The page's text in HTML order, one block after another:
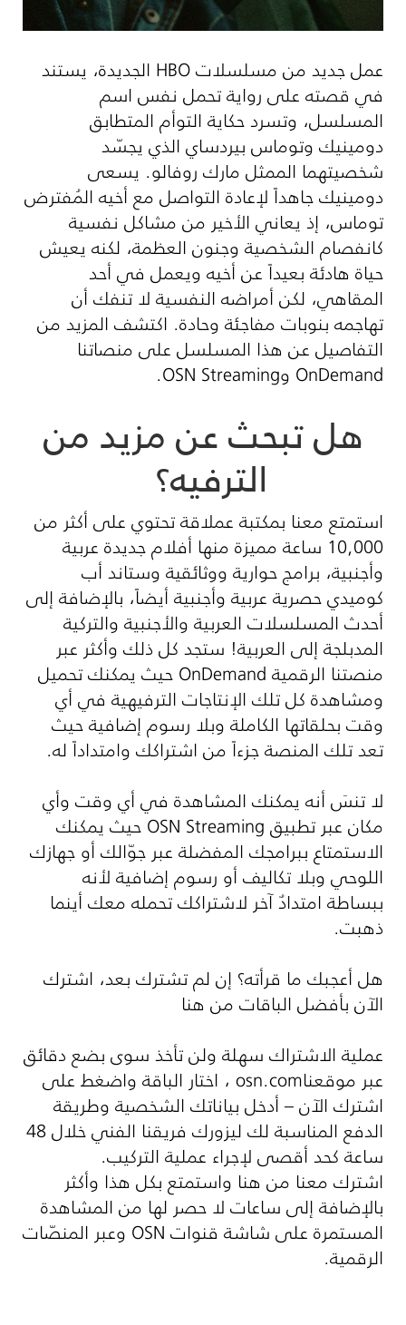
عمل جديد من مسلسلاتHBO الجديدة، يستند
في قصته على رواية تحمل نفس اسم
المسلسل، وتسرد حكاية التوأم المتطابق
دومينيك وتوماس بيردساي الذي يجسّد
شخصيتهما الممثل مارك روفالو. يسعى
دومينيك جاهداً لإعادة التواصل مع أخيه المُفترض
توماس، إذ يعاني الأخير من مشاكل نفسية
كانفصام الشخصية وجنون العظمة، لكنه يعيش
حياة هادئة بعيداً عن أخيه ويعمل في أحد
المقاهي، لكن أمراضه النفسية لا تنفك أن
تهاجمه بنوبات مفاجئة وحادة. اكتشف المزيد من
التفاصيل عن هذا المسلسل على منصاتنا
OnDemand وOSN Streaming
.
هل تبحث عن مزيد من
الترفيه؟
استمتع معنا بمكتبة عملاقة تحتوي على أكثر من
10,000 ساعة مميزة منها أفلام جديدة عربية
وأجنبية، برامج حوارية ووثائقية وستاند أب
كوميدي حصرية عربية وأجنبية أيضاً، بالإضافة إلى
أحدث المسلسلات العربية والأجنبية والتركية
المدبلجة إلى العربية! ستجد كل ذلك وأكثر عبر
منصتنا الرقميةOnDemandحيث يمكنك تحميل
ومشاهدة كل تلك الإنتاجات الترفيهية في أي
وقت بحلقاتها الكاملة وبلا رسوم إضافية حيث
تعد تلك المنصة جزءاً من اشتراكك وامتداداً له.
لا تنسَ أنه يمكنك المشاهدة في أي وقت وأي
مكان عبر تطبيقOSN Streamingحيث يمكنك
الاستمتاع ببرامجك المفضلة عبر جوّالك أو جهازك
اللوحي وبلا تكاليف أو رسوم إضافية لأنه
ببساطة امتدادٌ آخر لاشتراكك تحمله معك أينما
ذهبت.
هل أعجبك ما قرأته؟ إن لم تشترك بعد، اشترك
الآن بأفضل الباقات من هنا
عملية الاشتراك سهلة ولن تأخذ سوى بضع دقائق
عبر موقعناosn.com ، اختار الباقة واضغط على
اشترك الآن – أدخل بياناتك الشخصية وطريقة
الدفع المناسبة لك ليزورك فريقنا الفني خلال 48
ساعة كحد أقصى لإجراء عملية التركيب.
اشترك معنا من هنا واستمتع بكل هذا وأكثر
بالإضافة إلى ساعات لا حصر لها من المشاهدة
المستمرة على شاشة قنواتOSN وعبر المنصّات
الرقمية.